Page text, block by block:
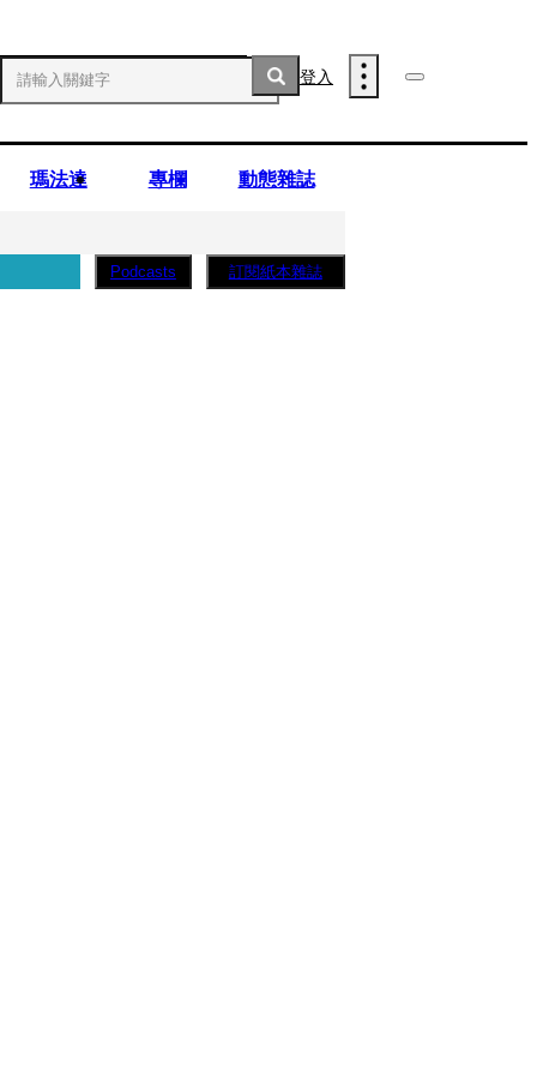
登入
瑪法達 專欄 動態雜誌
Podcasts 訂閱紙本雜誌